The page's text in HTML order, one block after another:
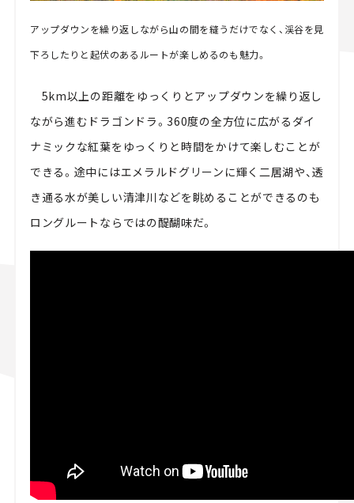
アップダウンを繰り返しながら山の間を縫うだけでなく、渓谷を見
下ろしたりと起伏のあるルートが楽しめるのも魅力。
5km以上の距離をゆっくりとアップダウンを繰り返し
ながら進むドラゴンドラ。360度の全方位に広がるダイ
ナミックな紅葉をゆっくりと時間をかけて楽しむことが
できる。途中にはエメラルドグリーンに輝く二居湖や、透
き通る水が美しい清津川などを眺めることができるのも
ロングルートならではの醍醐味だ。